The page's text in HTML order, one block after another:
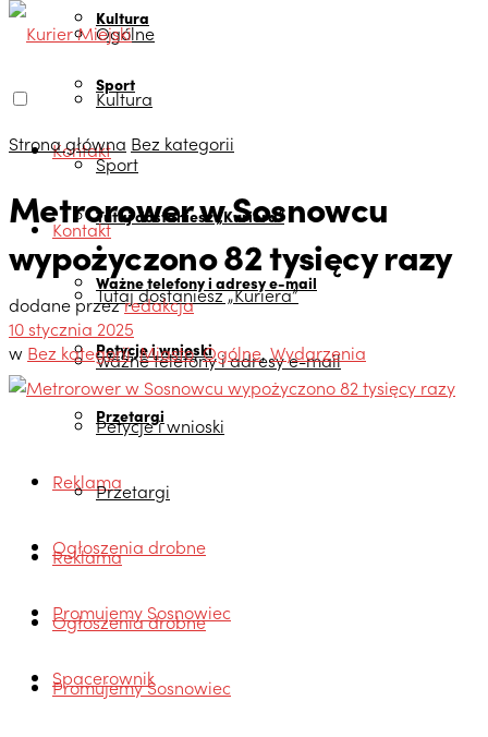
Kultura
Sport
Kontakt
Tutaj dostaniesz „Kuriera”
Ważne telefony i adresy e-mail
Petycje i wnioski
Przetargi
Reklama
Ogłoszenia drobne
Promujemy Sosnowiec
Spacerownik
Ogólne
Kultura
Sport
Kontakt
Tutaj dostaniesz „Kuriera”
Ważne telefony i adresy e-mail
Petycje i wnioski
Przetargi
Reklama
Ogłoszenia drobne
Promujemy Sosnowiec
Strona główna Bez kategorii
Metrorower w Sosnowcu
wypożyczono 82 tysięcy razy
dodane przezredakcja
10 stycznia 2025
w Bez kategorii,Miasto,Ogólne, Wydarzenia